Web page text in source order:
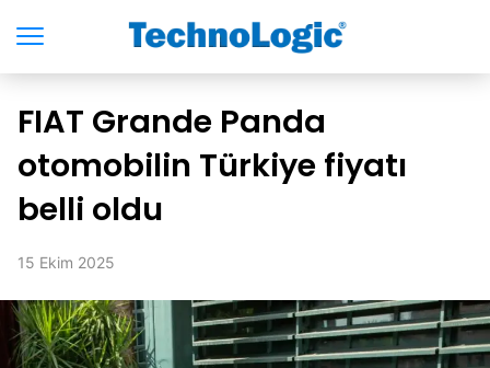
FIAT Grande Panda
otomobilin Türkiye fiyatı
belli oldu
15 Ekim 2025